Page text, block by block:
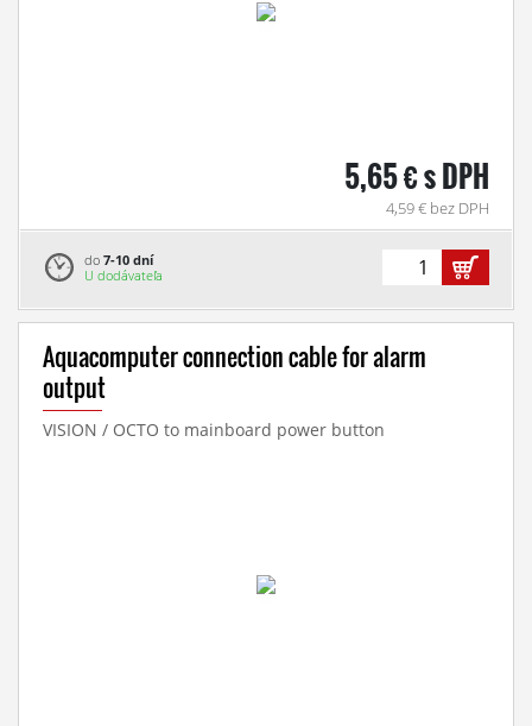
5,65 € s DPH
4,59 € bez DPH
do 7-10 dní
U dodávateľa
Aquacomputer connection cable for alarm
output
VISION / OCTO to mainboard power button